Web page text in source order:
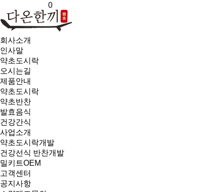
0
회사소개
인사말
약초도시락
오시는길
제품안내
약초도시락
약초반찬
발효음식
건강간식
사업소개
약초도시락개발
건강선식 반찬개발
밀키트OEM
고객센터
공지사항